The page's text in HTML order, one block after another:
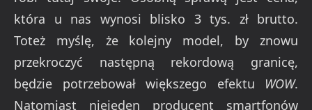
która u nas wynosi blisko 3 tys. zł brutto.
Toteż myślę, że kolejny model, by znowu
przekroczyć następną rekordową granicę,
będzie potrzebował większego efektu WOW.
Natomiast niejeden producent smartfonów